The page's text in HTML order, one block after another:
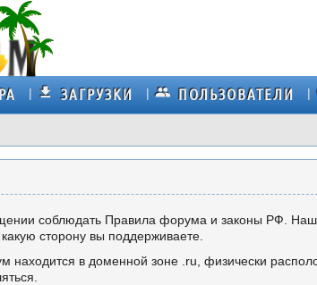
ЗАГРУЗКИ ПОЛЬЗОВАТЕЛИ
соблюдать Правила форума и законы РФ.
сторону вы поддерживаете.
в доменной зоне .ru, физически